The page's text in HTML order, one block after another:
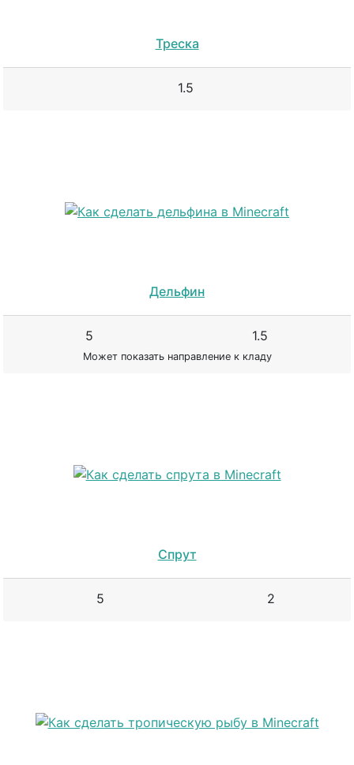
Треска
1.5
Дельфин
5 1.5
Может показать направление к кладу
Спрут
5 2